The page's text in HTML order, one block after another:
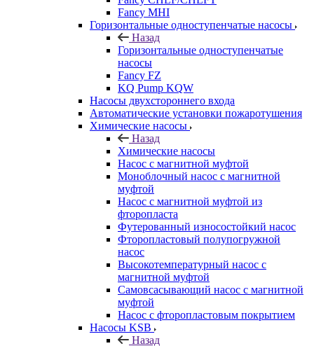
Fancy MHI
Горизонтальные одноступенчатые насосы
Назад
Горизонтальные одноступенчатые
насосы
Fancy FZ
KQ Pump KQW
Насосы двухстороннего входа
Автоматические установки пожаротушения
Химические насосы
Назад
Химические насосы
Насос с магнитной муфтой
Моноблочный насос с магнитной
муфтой
Насос с магнитной муфтой из
фторопласта
Футерованный износостойкий насос
Фторопластовый полупогружной
насос
Высокотемпературный насос с
магнитной муфтой
Самовсасывающий насос с магнитной
муфтой
Насос с фторопластовым покрытием
Насосы KSB
Назад